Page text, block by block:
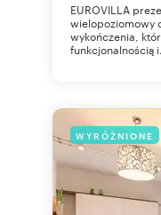
EUROVILLA
wielopoziomowy
wykończenia,
funkcjonalnością
WYRÓŻNIONE